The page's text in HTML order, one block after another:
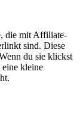
die mit Affiliate-
sind. Diese
du sie klickst
eine kleine